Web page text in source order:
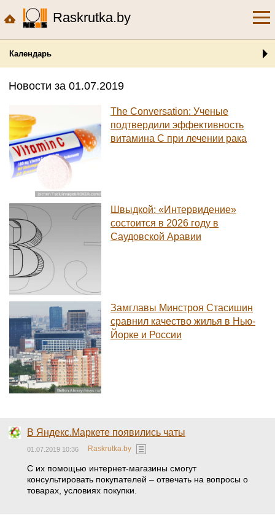
Raskrutka.by
Календарь
Новости за 01.07.2019
The Conversation: Ученые
подтвердили эффективность
витамина C при лечении рака
Швыдкой: «Интервидение»
состоится в 2026 году в
Саудовской Аравии
Замглавы Минстроя Стасишин
сравнил качество жилья в Нью-
Йорке и России
В Яндекс.Маркете появились чаты
01.07.2019 10:36 Raskrutka.by
С их помощью интернет-магазины смогут
консультировать покупателей – отвечать на вопросы о
товарах, условиях покупки.